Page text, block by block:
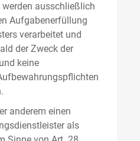
ausschließlich
Aufgabenerfüllung
verarbeitet und
der Zweck der
keine
anderem einen
als